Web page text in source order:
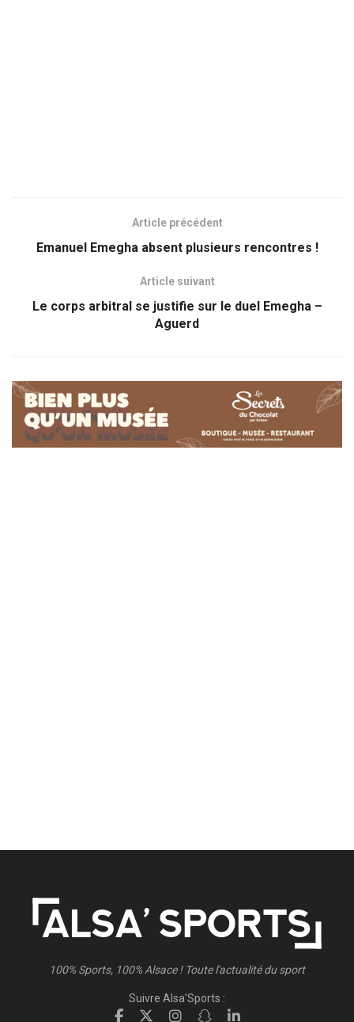
Article précédent
Emanuel Emegha absent plusieurs rencontres !
Article suivant
Le corps arbitral se justifie sur le duel Emegha –
Aguerd
100% Sports, 100% Alsace ! Toute l'actualité du sport
Suivre Alsa'Sports :